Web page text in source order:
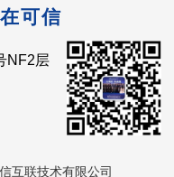
可信
NF2层
互联技术有限公司